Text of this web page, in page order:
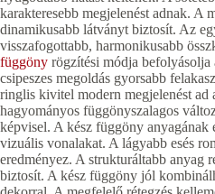
karakteresebb megjelenést adnak. A
dinamikusabb látványt biztosít. Az
visszafogottabb, harmonikusabb
függöny rögzítési módja befolyásolja
csipeszes megoldás gyorsabb
ringlis kivitel modern megjelenést ad
hagyományos függönyszalagos
képvisel. A kész függöny anyagának
vizuális vonalakat. A lágyabb esés
eredményez. A strukturáltabb anyag
biztosít. A kész függöny jól